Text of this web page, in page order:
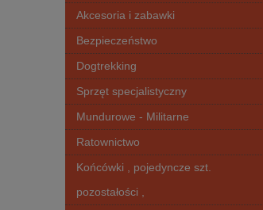
Akcesoria i zabawki
Bezpieczeństwo
Dogtrekking
Sprzęt specjalistyczny
Mundurowe - Militarne
Ratownictwo
Końcówki , pojedyncze szt.
pozostałości ,